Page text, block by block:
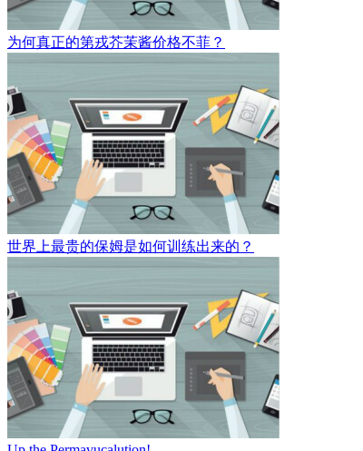
为何真正的第戎芥茉酱价格不菲？
世界上最贵的保姆是如何训练出来的？